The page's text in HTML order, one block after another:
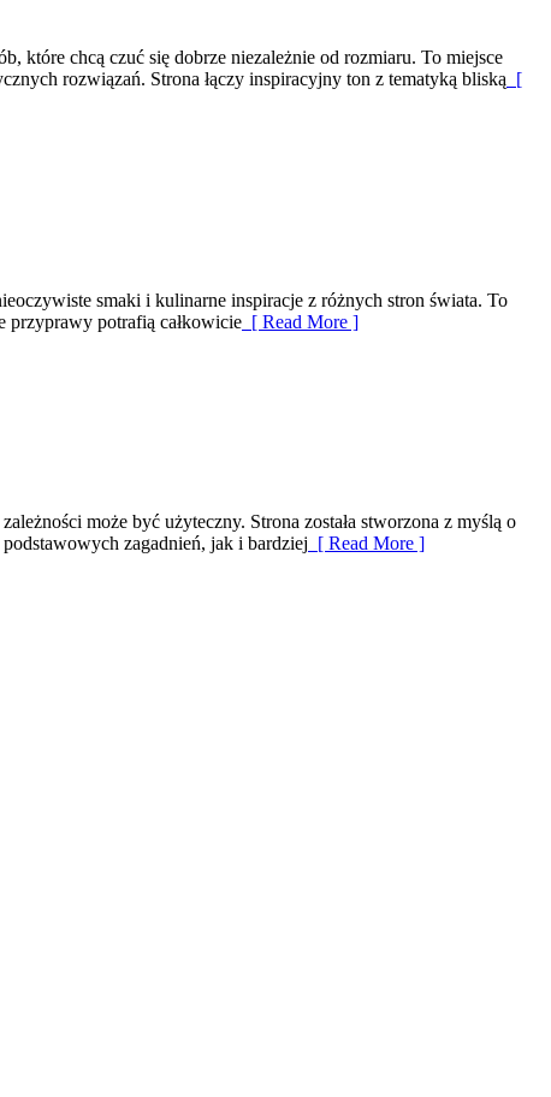
które chcą czuć się dobrze niezależnie od rozmiaru. To miejsce
rozwiązań. Strona łączy inspiracyjny ton z tematyką bliską [
smaki i kulinarne inspiracje z różnych stron świata. To
przyprawy potrafią całkowicie [ Read More ]
może być użyteczny. Strona została stworzona z myślą o
zagadnień, jak i bardziej [ Read More ]